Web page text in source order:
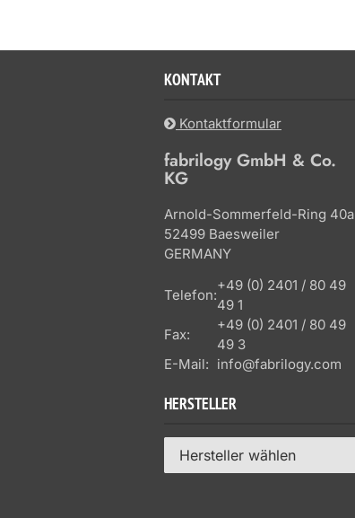
KONTAKT
Kontaktformular
fabrilogy GmbH & Co.
KG
Arnold-Sommerfeld-Ring 40a
52499 Baesweiler
GERMANY
Telefon:
+49 (0) 2401 / 80 49
49 1
Fax:
+49 (0) 2401 / 80 49
49 3
E-Mail: info@fabrilogy.com
HERSTELLER
Hersteller wählen